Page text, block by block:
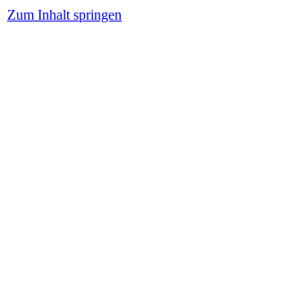
Zum Inhalt springen